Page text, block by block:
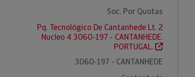
Soc. Por Quotas
Pq. Tecnológico De Cantanhede Lt. 2
Nucleo 4 3060-197 - CANTANHEDE.
PORTUGAL.
3060-197 - CANTANHEDE